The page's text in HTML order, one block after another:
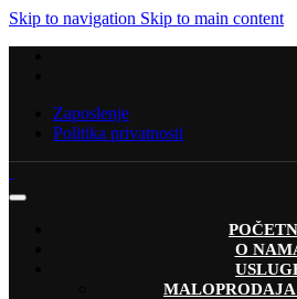
Skip to navigation Skip to main content
Zaposlenje
Politika privatnosti
O